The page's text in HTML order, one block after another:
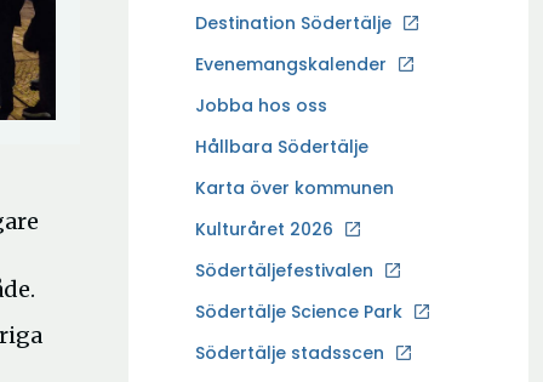
Destination Södertälje
Ö
p
n
a
y
t
f
ö
Evenemangskalender
Jobba hos oss
Ö
p
n
a
y
t
Hållbara Södertälje
Karta över kommunen
Kulturåret 2026
Södertäljefestivalen
Södertälje Science Park
Ö
p
Södertälje stadsscen